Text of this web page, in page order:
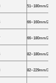
51~180mm/2~7.1
66~160mm/
66~180mm/
82~180mm/
82~229mm/